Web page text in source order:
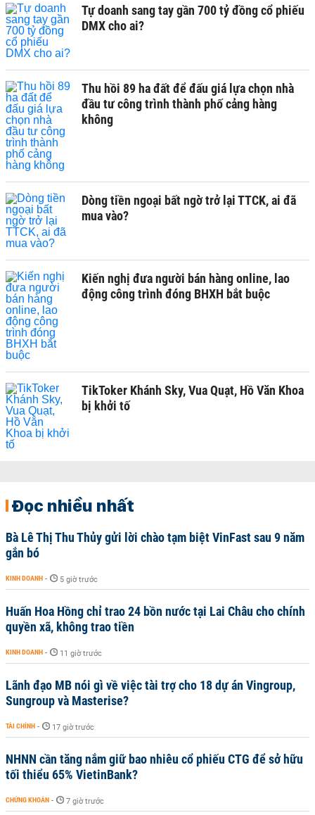
Tự doanh sang tay gần 700 tỷ đồng cổ phiếu
DMX cho ai?
Thu hồi 89 ha đất để đấu giá lựa chọn nhà
đầu tư công trình thành phố cảng hàng
không
Dòng tiền ngoại bất ngờ trở lại TTCK, ai đã
mua vào?
Kiến nghị đưa người bán hàng online, lao
động công trình đóng BHXH bắt buộc
TikToker Khánh Sky, Vua Quạt, Hồ Văn Khoa
bị khởi tố
Đọc nhiều nhất
Bà Lê Thị Thu Thủy gửi lời chào tạm biệt VinFast sau 9 năm
gắn bó
KINH DOANH - 5 giờ trước
Huấn Hoa Hồng chỉ trao 24 bồn nước tại Lai Châu cho chính
quyền xã, không trao tiền
KINH DOANH - 11 giờ trước
Lãnh đạo MB nói gì về việc tài trợ cho 18 dự án Vingroup,
Sungroup và Masterise?
TÀI CHÍNH - 17 giờ trước
NHNN cần tăng nắm giữ bao nhiêu cổ phiếu CTG để sở hữu
tối thiểu 65% VietinBank?
CHỨNG KHOÁN - 7 giờ trước